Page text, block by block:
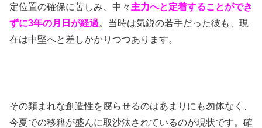
定位置の確保に苦しみ、中々 主力へと定着することができ
ずに3年の月日が経過。当時は気鋭の若手だった彼も、現
在は中堅へと差しかかりつつあります。
その類まれな創造性を腐らせるのはあまりにも勿体なく、
今夏での移籍が盛んに取沙汰されているのが現状です。確